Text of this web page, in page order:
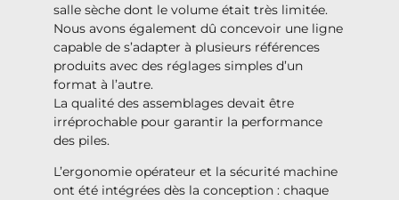
salle sèche dont le volume était très limitée.
Nous avons également dû concevoir une ligne
capable de s’adapter à plusieurs références
produits avec des réglages simples d’un
format à l’autre.
La qualité des assemblages devait être
irréprochable pour garantir la performance
des piles.
L’ergonomie opérateur et la sécurité machine
ont été intégrées dès la conception : chaque